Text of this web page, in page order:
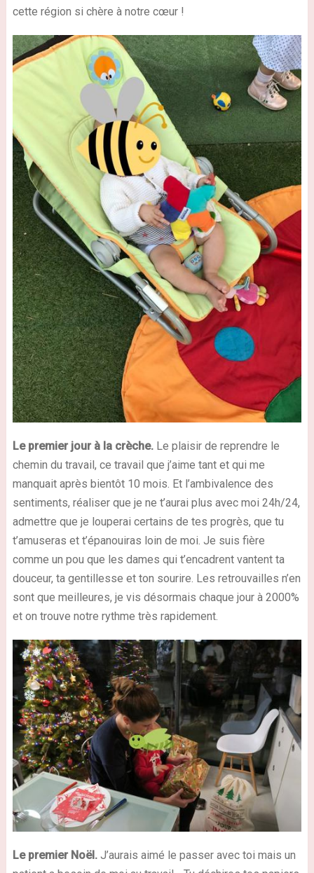
cette région si chère à notre cœur !
Le premier jour à la crèche.Le plaisir de reprendre le
chemin du travail, ce travail que j’aime tant et qui me
manquait après bientôt 10 mois. Et l’ambivalence des
sentiments, réaliser que je ne t’aurai plus avec moi 24h/24,
admettre que je louperai certains de tes progrès, que tu
t’amuseras et t’épanouiras loin de moi. Je suis fière
comme un pou que les dames qui t’encadrent vantent ta
douceur, ta gentillesse et ton sourire. Les retrouvailles n’en
sont que meilleures, je vis désormais chaque jour à 2000%
et on trouve notre rythme très rapidement.
Le premier Noël.J’aurais aimé le passer avec toi mais un